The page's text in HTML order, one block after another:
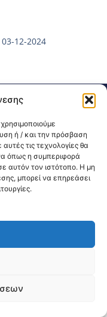
ή / και την πρόσβαση
τις τεχνολογίες θα
όπως η συμπεριφορά
αυτόν τον ιστότοπο. Η μη
μπορεί να επηρεάσει
12-2024
reserved
2311 226 200
1595499